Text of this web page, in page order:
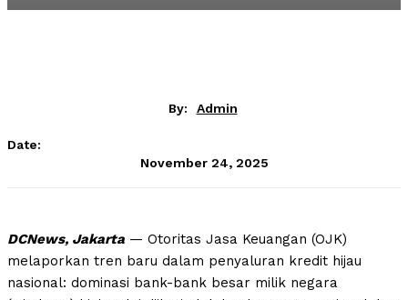
By: Admin
Date:
November 24, 2025
DCNews, Jakarta — Otoritas Jasa Keuangan (OJK)
melaporkan tren baru dalam penyaluran kredit hijau
nasional: dominasi bank-bank besar milik negara